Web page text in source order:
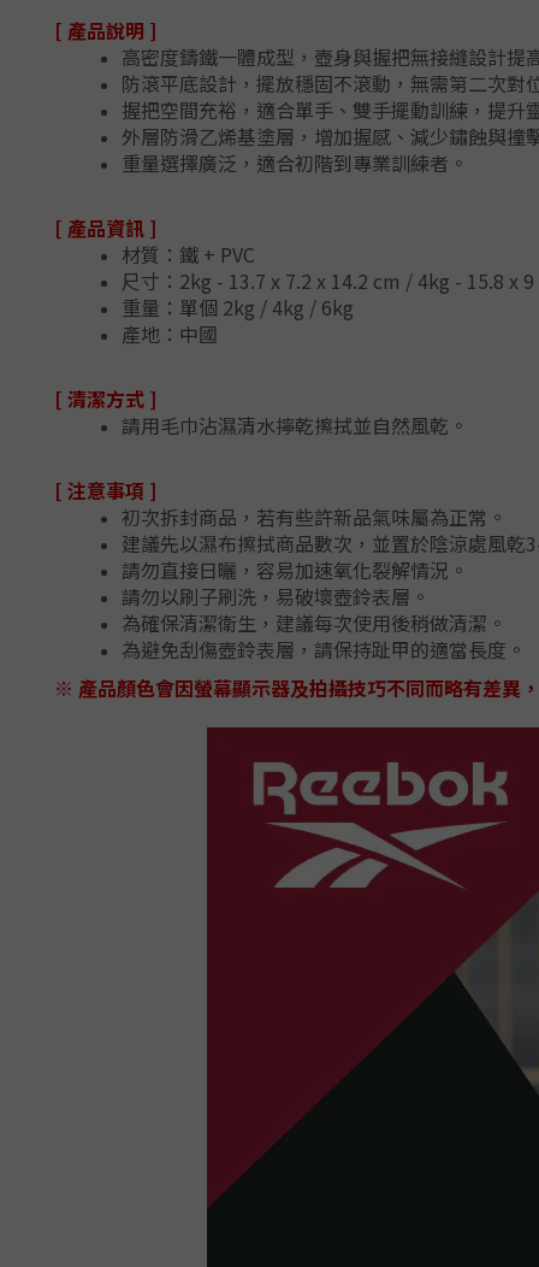
[ 產品說明 ]
高密度鑄鐵一體成型，壺身與握把無接縫設計提
防滾平底設計，擺放穩固不滾動，無需第二次對
握把空間充裕，適合單手、雙手擺動訓練，提升
外層防滑乙烯基塗層，增加握感、減少鏽蝕與撞
重量選擇廣泛，適合初階到專業訓練者。
[ 產品資訊 ]
材質：鐵 + PVC
尺寸：2kg - 13.7 x 7.2 x 14.2 cm / 4kg - 15.8 x
重量：單個 2kg / 4kg / 6kg
產地：中國
[ 清潔方式 ]
請用毛巾沾濕清水擰乾擦拭並自然風乾。
[ 注意事項 ]
初次拆封商品，若有些許新品氣味屬為正常。
建議先以濕布擦拭商品數次，並置於陰涼處風乾
請勿直接日曬，容易加速氧化裂解情況。
請勿以刷子刷洗，易破壞壺鈴表層。
為確保清潔衛生，建議每次使用後稍做清潔。
為避免刮傷壺鈴表層，請保持趾甲的適當長度。
※ 產品顏色會因螢幕顯示器及拍攝技巧不同而略有差異